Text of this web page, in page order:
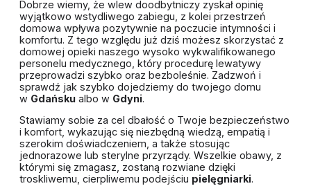
Dobrze wiemy, że wlew doodbytniczy zyskał opinię
wyjątkowo wstydliwego zabiegu, z kolei przestrzeń
domowa wpływa pozytywnie na poczucie intymności i
komfortu. Z tego względu już dziś możesz skorzystać z
domowej opieki naszego wysoko wykwalifikowanego
personelu medycznego, który procedurę lewatywy
przeprowadzi szybko oraz bezboleśnie. Zadzwoń i
sprawdź jak szybko dojedziemy do twojego domu
w Gdańsku albo w Gdyni.
Stawiamy sobie za cel dbałość o Twoje bezpieczeństwo
i komfort, wykazując się niezbędną wiedzą, empatią i
szerokim doświadczeniem, a także stosując
jednorazowe lub sterylne przyrządy. Wszelkie obawy, z
którymi się zmagasz, zostaną rozwiane dzięki
troskliwemu, cierpliwemu podejściu pielęgniarki.